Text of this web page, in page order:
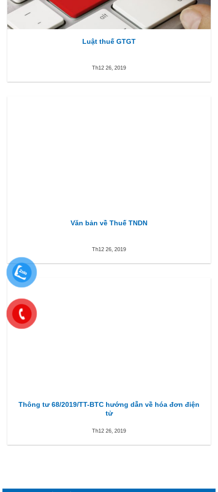
Luật thuế GTGT
Th12 26, 2019
Văn bản về Thuế TNDN
Th12 26, 2019
Thông tư 68/2019/TT-BTC hướng dẫn về hóa đơn điện
tử
Th12 26, 2019